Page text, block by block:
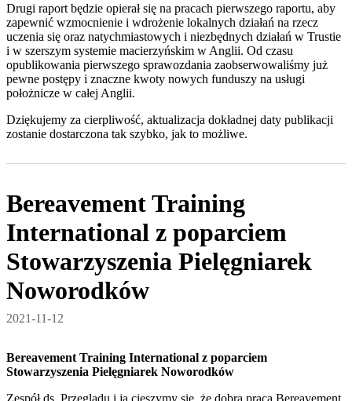
Drugi raport będzie opierał się na pracach pierwszego raportu, aby
zapewnić wzmocnienie i wdrożenie lokalnych działań na rzecz
uczenia się oraz natychmiastowych i niezbędnych działań w Trustie
i w szerszym systemie macierzyńskim w Anglii. Od czasu
opublikowania pierwszego sprawozdania zaobserwowaliśmy już
pewne postępy i znaczne kwoty nowych funduszy na usługi
położnicze w całej Anglii.
Dziękujemy za cierpliwość, aktualizacja dokładnej daty publikacji
zostanie dostarczona tak szybko, jak to możliwe.
Bereavement Training
International z poparciem
Stowarzyszenia Pielęgniarek
Noworodków
2021-11-12
Bereavement Training International z poparciem
Stowarzyszenia Pielęgniarek Noworodków
Zespół ds. Przeglądu i ja cieszymy się, że dobra praca Bereavement